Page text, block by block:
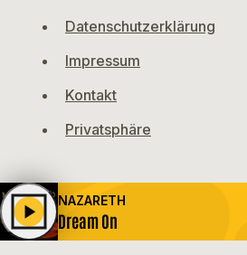
Datenschutzerklärung
Impressum
Kontakt
Privatsphäre
NAZARETH
Dream On
play_arrow